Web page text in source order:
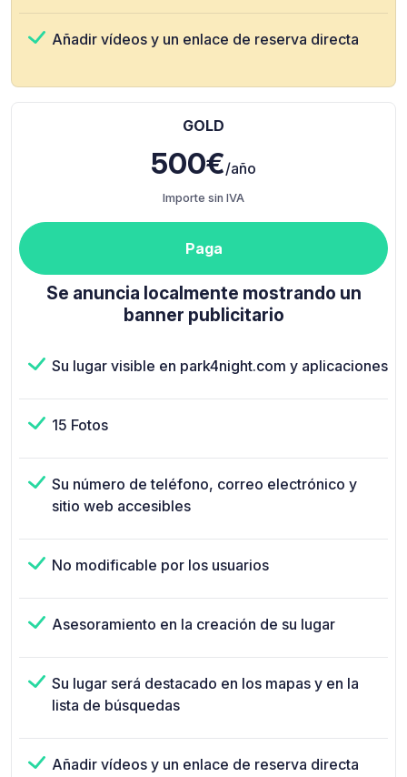
Añadir vídeos y un enlace de reserva directa
GOLD
500€/año
Importe sin IVA
Paga
Se anuncia localmente mostrando un
banner publicitario
Su lugar visible en park4night.com y aplicaciones
15 Fotos
Su número de teléfono, correo electrónico y
sitio web accesibles
No modificable por los usuarios
Asesoramiento en la creación de su lugar
Su lugar será destacado en los mapas y en la
lista de búsquedas
Añadir vídeos y un enlace de reserva directa